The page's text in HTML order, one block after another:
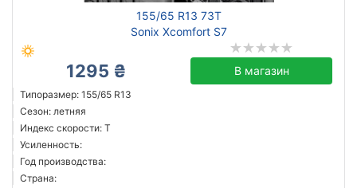
155/65 R13 73T
Sonix Xcomfort S7
1295 ₴ В магазин
Типоразмер: 155/65 R13
Сезон: летняя
Индекс скорости: T
Усиленность:
Год производства:
Страна: